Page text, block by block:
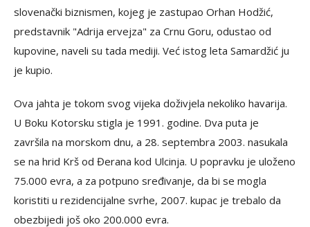
slovenački biznismen, kojeg je zastupao Orhan Hodžić,
predstavnik "Adrija ervejza" za Crnu Goru, odustao od
kupovine, naveli su tada mediji. Već istog leta Samardžić ju
je kupio.
Ova jahta je tokom svog vijeka doživjela nekoliko havarija.
U Boku Kotorsku stigla je 1991. godine. Dva puta je
završila na morskom dnu, a 28. septembra 2003. nasukala
se na hrid Krš od Đerana kod Ulcinja. U popravku je uloženo
75.000 evra, a za potpuno sređivanje, da bi se mogla
koristiti u rezidencijalne svrhe, 2007. kupac je trebalo da
obezbijedi još oko 200.000 evra.